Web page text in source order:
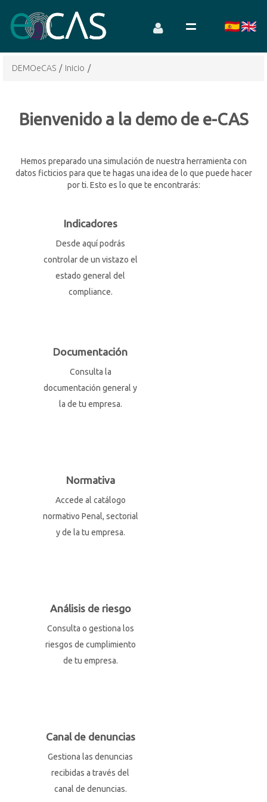
DEMOeCAS / Inicio /
Bienvenido a la demo de e-CAS
Hemos preparado una simulación de nuestra herramienta con
datos ficticios para que te hagas una idea de lo que puede hacer
por ti. Esto es lo que te encontrarás:
Indicadores
Desde aquí podrás
controlar de un vistazo el
estado general del
compliance.
Documentación
Consulta la
documentación general y
la de tu empresa.
Normativa
Accede al catálogo
normativo Penal, sectorial
y de la tu empresa.
Análisis de riesgo
Consulta o gestiona los
riesgos de cumplimiento
de tu empresa.
Canal de denuncias
Gestiona las denuncias
recibidas a través del
canal de denuncias.